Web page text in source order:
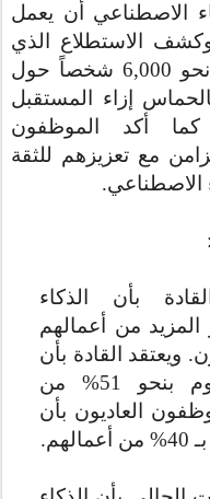
الاصطناعي أن يعمل
الاستطلاع الذي
قامت به "سيلزفورس" وشمل نحو 6,000 شخصاً حول
إزاء المستقبل
كما أكد الموظفون
مع تعزيزهم للثقة
الاصطناعي.
بأن الذكاء
من أعمالهم
ويعتقد القادة بأن
الذكاء الاصطناعي سيقوم بنحو 51% من
العاديون بأن